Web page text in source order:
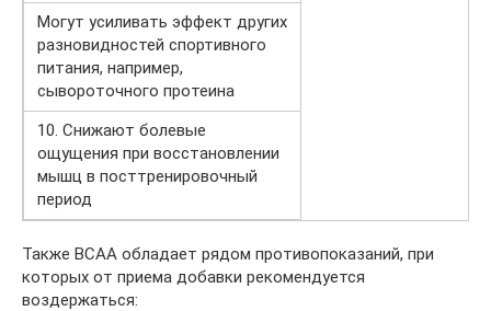
Могут усиливать эффект других
разновидностей спортивного
питания, например,
сывороточного протеина
10. Снижают болевые
ощущения при восстановлении
мышц в посттренировочный
период
Также ВСАА обладает рядом противопоказаний, при
которых от приема добавки рекомендуется
воздержаться: